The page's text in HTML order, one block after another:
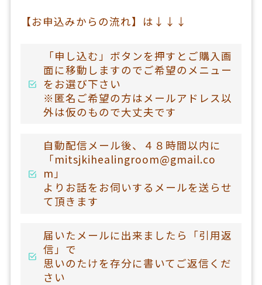
【お申込みからの流れ】は↓↓↓
「申し込む」ボタンを押すとご購入画
面に移動しますのでご希望のメニュー
をお選び下さい
※匿名ご希望の方はメールアドレス以
外は仮のもので大丈夫です
自動配信メール後、４８時間以内に
「mitsjkihealingroom@gmail.co
m」
よりお話をお伺いするメールを送らせ
て頂きます
届いたメールに出来ましたら「引用返
信」で
思いのたけを存分に書いてご返信くだ
さい